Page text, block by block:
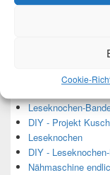
Cookie-
Top-Beiträge
Leseknochen-
DIY - Projekt
Leseknochen
DIY -
Nähmaschine